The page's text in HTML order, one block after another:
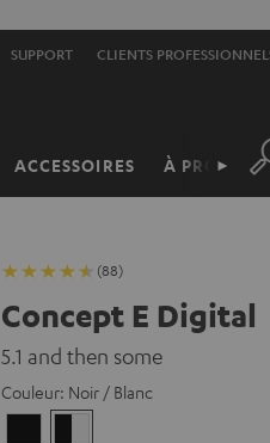
SUPPORT CLIENTS
ACCESSOIRES À PROPOS
►
(88)
Concept E Digital
5.1 and then some
Couleur: Noir / Blanc